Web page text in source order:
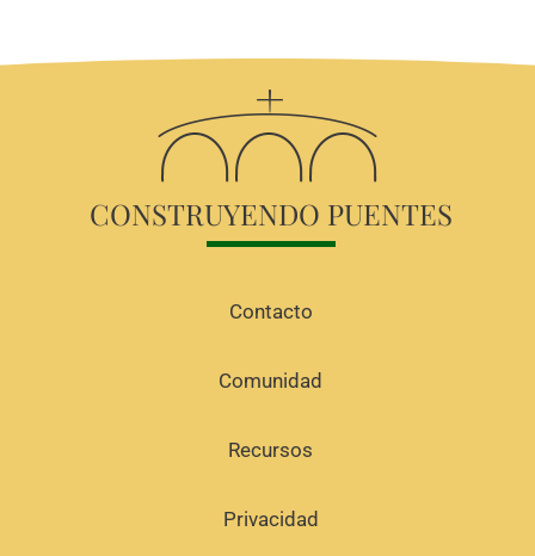
CONSTRUYENDO PUENTES
Contacto
Comunidad
Recursos
Privacidad